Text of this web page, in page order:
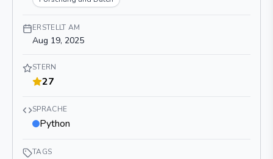
ERSTELLT AM
Aug 19, 2025
STERN
27
SPRACHE
Python
TAGS